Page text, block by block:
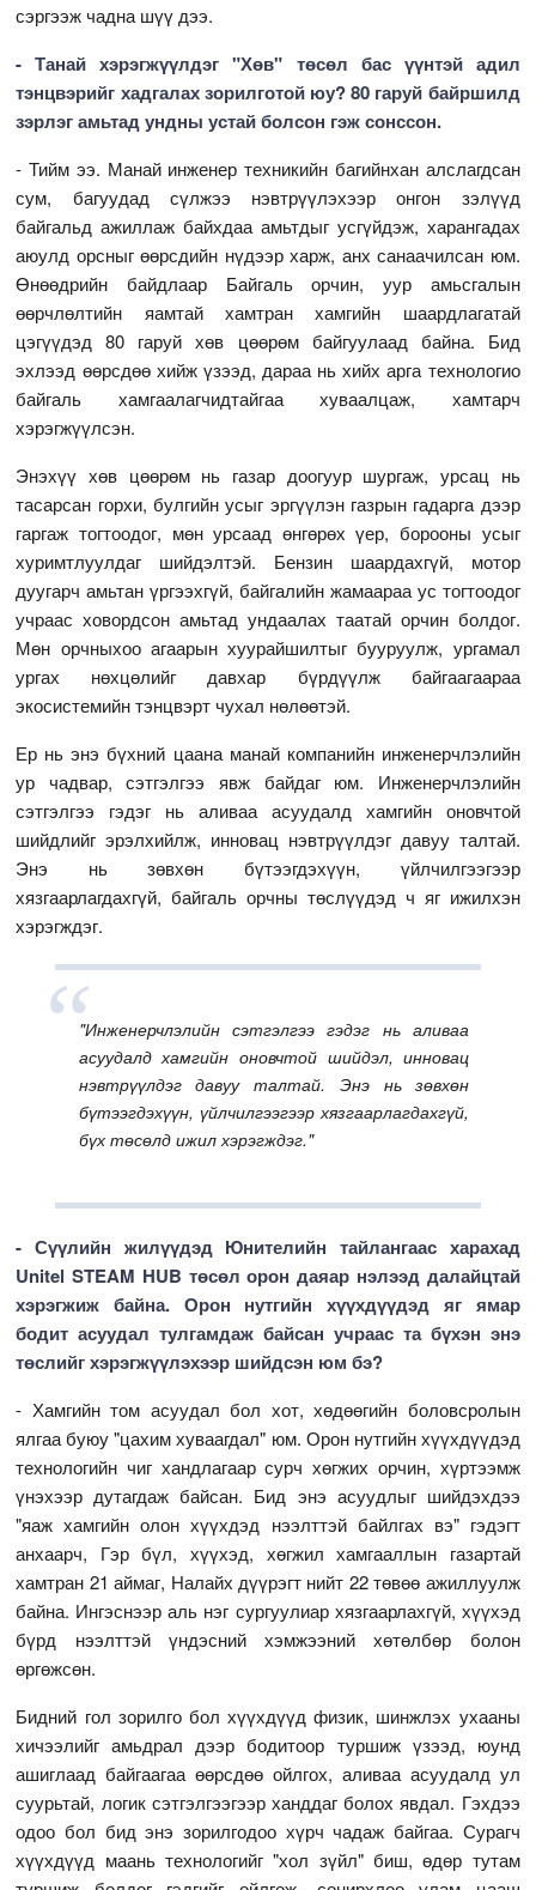
сэргээж чадна шүү дээ.
- Танай хэрэгжүүлдэг "Хөв" төсөл бас үүнтэй адил
тэнцвэрийг хадгалах зорилготой юу? 80 гаруй байршилд
зэрлэг амьтад ундны устай болсон гэж сонссон.
- Тийм ээ. Манай инженер техникийн багийнхан алслагдсан
сум, багуудад сүлжээ нэвтрүүлэхээр онгон зэлүүд
байгальд ажиллаж байхдаа амьтдыг усгүйдэж, харангадах
аюулд орсныг өөрсдийн нүдээр харж, анх санаачилсан юм.
Өнөөдрийн байдлаар Байгаль орчин, уур амьсгалын
өөрчлөлтийн яамтай хамтран хамгийн шаардлагатай
цэгүүдэд 80 гаруй хөв цөөрөм байгуулаад байна. Бид
эхлээд өөрсдөө хийж үзээд, дараа нь хийх арга технологио
байгаль хамгаалагчидтайгаа хуваалцаж, хамтарч
хэрэгжүүлсэн.
Энэхүү хөв цөөрөм нь газар доогуур шургаж, урсац нь
тасарсан горхи, булгийн усыг эргүүлэн газрын гадарга дээр
гаргаж тогтоодог, мөн урсаад өнгөрөх үер, борооны усыг
хуримтлуулдаг шийдэлтэй. Бензин шаардахгүй, мотор
дуугарч амьтан үргээхгүй, байгалийн жамаараа ус тогтоодог
учраас ховордсон амьтад ундаалах таатай орчин болдог.
Мөн орчныхоо агаарын хуурайшилтыг бууруулж, ургамал
ургах нөхцөлийг давхар бүрдүүлж байгаагаараа
экосистемийн тэнцвэрт чухал нөлөөтэй.
Ер нь энэ бүхний цаана манай компанийн инженерчлэлийн
ур чадвар, сэтгэлгээ явж байдаг юм. Инженерчлэлийн
сэтгэлгээ гэдэг нь аливаа асуудалд хамгийн оновчтой
шийдлийг эрэлхийлж, инновац нэвтрүүлдэг давуу талтай.
Энэ нь зөвхөн бүтээгдэхүүн, үйлчилгээгээр
хязгаарлагдахгүй, байгаль орчны төслүүдэд ч яг ижилхэн
хэрэгждэг.
"Инженерчлэлийн сэтгэлгээ гэдэг нь аливаа
асуудалд хамгийн оновчтой шийдэл, инновац
нэвтрүүлдэг давуу талтай. Энэ нь зөвхөн
бүтээгдэхүүн, үйлчилгээгээр хязгаарлагдахгүй,
бүх төсөлд ижил хэрэгждэг."
- Сүүлийн жилүүдэд Юнителийн тайлангаас харахад
Unitel STEAM HUB төсөл орон даяар нэлээд далайцтай
хэрэгжиж байна. Орон нутгийн хүүхдүүдэд яг ямар
бодит асуудал тулгамдаж байсан учраас та бүхэн энэ
төслийг хэрэгжүүлэхээр шийдсэн юм бэ?
- Хамгийн том асуудал бол хот, хөдөөгийн боловсролын
ялгаа буюу "цахим хуваагдал" юм. Орон нутгийн хүүхдүүдэд
технологийн чиг хандлагаар сурч хөгжих орчин, хүртээмж
үнэхээр дутагдаж байсан. Бид энэ асуудлыг шийдэхдээ
"яаж хамгийн олон хүүхдэд нээлттэй байлгах вэ" гэдэгт
анхаарч, Гэр бүл, хүүхэд, хөгжил хамгааллын газартай
хамтран 21 аймаг, Налайх дүүрэгт нийт 22 төвөө ажиллуулж
байна. Ингэснээр аль нэг сургуулиар хязгаарлахгүй, хүүхэд
бүрд нээлттэй үндэсний хэмжээний хөтөлбөр болон
өргөжсөн.
Бидний гол зорилго бол хүүхдүүд физик, шинжлэх ухааны
хичээлийг амьдрал дээр бодитоор туршиж үзээд, юунд
ашиглаад байгаагаа өөрсдөө ойлгох, аливаа асуудалд ул
суурьтай, логик сэтгэлгээгээр ханддаг болох явдал. Гэхдээ
одоо бол бид энэ зорилгодоо хүрч чадаж байгаа. Сурагч
хүүхдүүд маань технологийг "хол зүйл" биш, өдөр тутам